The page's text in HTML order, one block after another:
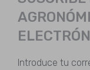
Introduce tu